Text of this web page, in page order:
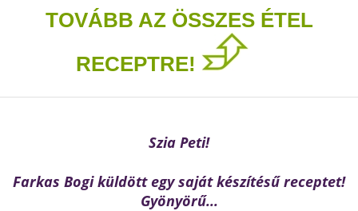
TOVÁBB AZ ÖSSZES ÉTEL
RECEPTRE!
Szia Peti!
Farkas Bogi küldött egy saját készítésű receptet!
Gyönyörű...